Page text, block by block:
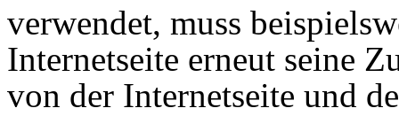
verwendet, muss
Internetseite erneut seine
von der Internetseite und